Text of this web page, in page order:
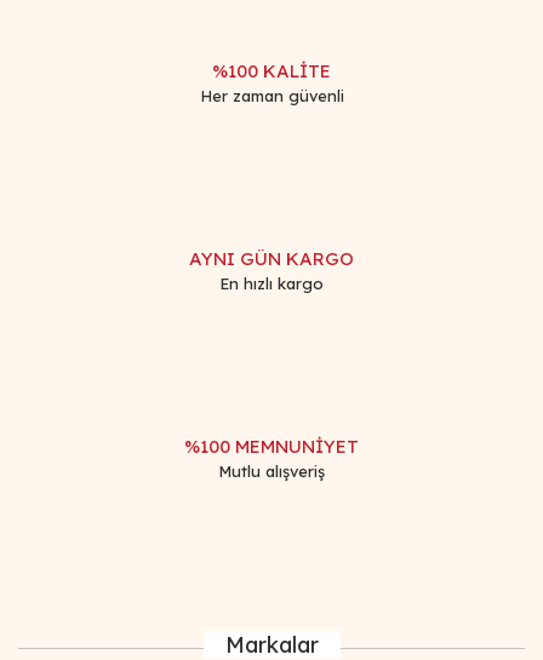
%100 KALİTE
Her zaman güvenli
AYNI GÜN KARGO
En hızlı kargo
%100 MEMNUNİYET
Mutlu alışveriş
Markalar